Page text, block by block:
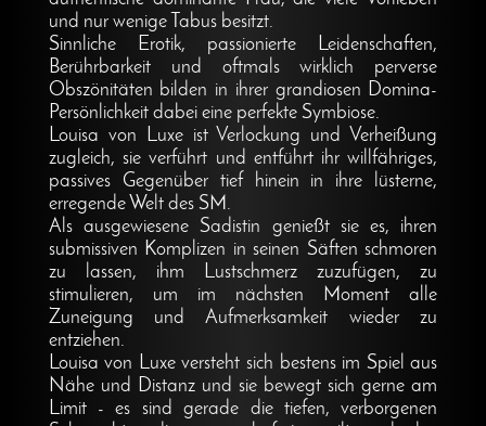
und nur wenige Tabus besitzt.
Sinnliche Erotik, passionierte Leidenschaften,
Berührbarkeit und oftmals wirklich perverse
Obszönitäten bilden in ihrer grandiosen Domina-
Persönlichkeit dabei eine perfekte Symbiose.
Louisa von Luxe ist Verlockung und Verheißung
zugleich, sie verführt und entführt ihr willfähriges,
passives Gegenüber tief hinein in ihre lüsterne,
erregende Welt des SM.
Als ausgewiesene Sadistin genießt sie es, ihren
submissiven Komplizen in seinen Säften schmoren
zu lassen, ihm Lustschmerz zuzufügen, zu
stimulieren, um im nächsten Moment alle
Zuneigung und Aufmerksamkeit wieder zu
entziehen.
Louisa von Luxe versteht sich bestens im Spiel aus
Nähe und Distanz und sie bewegt sich gerne am
Limit - es sind gerade die tiefen, verborgenen